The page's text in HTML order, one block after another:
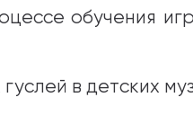
обучения
в детских